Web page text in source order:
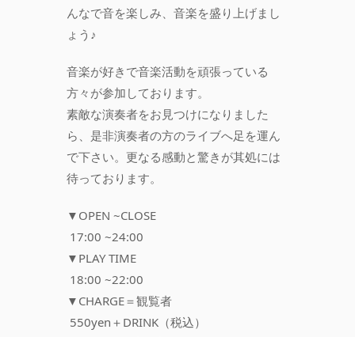
んなで音を楽しみ、音楽を盛り上げまし
ょう♪
音楽が好きで音楽活動を頑張っている
方々が参加しております。
素敵な演奏者をお見つけになりました
ら、是非演奏者の方のライブへ足を運ん
で下さい。更なる感動と驚きが其処には
待っております。
▼OPEN ~CLOSE
17:00 ~24:00
▼PLAY TIME
18:00 ~22:00
▼CHARGE＝観覧者
550yen＋DRINK（税込）